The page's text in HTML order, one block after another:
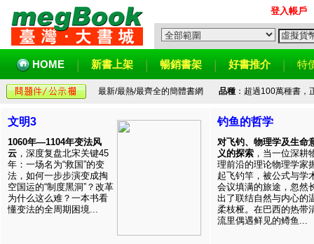
登入帳戶
HOME 新書上架 暢銷書架 好書推介 特
最新/最熱/最齊全的簡體書網 品種：超過100萬種書，
文明3
1060年—1104年变法风
云 ，深度复盘北宋关键45
年：一场名为“救国”的变
法，如何一步步演变成掏
空国运的“制度黑洞”？改革
为什么这么难？一本书看
懂变法的全周期困境...
钓鱼的哲学
对飞钓、物理学及生命
义的探索 ，当一位深耕
理前沿的理论物理学家
起飞钓竿，被公式与学
会议填满的旅途，忽然
出了联结自然与内心的
柔枝桠。在巴西的热带
流里偶遇鲜见的鳟鱼...